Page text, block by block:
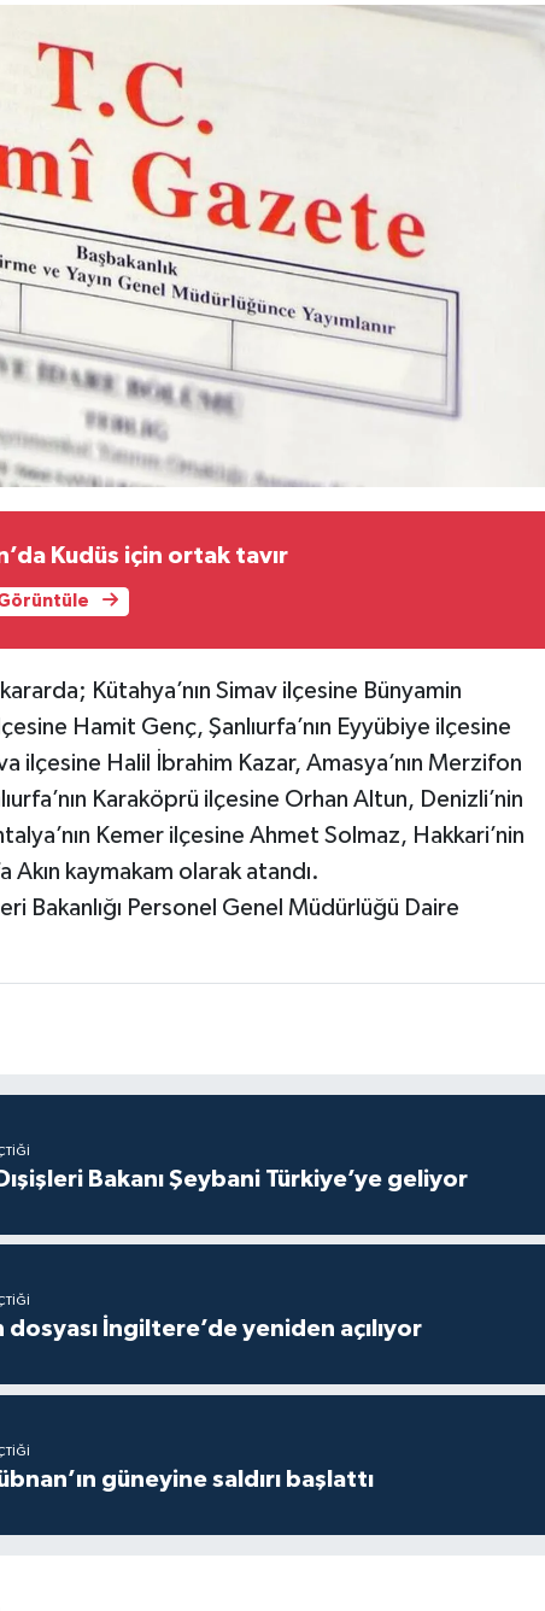
Kudüs için ortak tavır
Kütahya’nın Simav ilçesine Bünyamin
Hamit Genç, Şanlıurfa’nın Eyyübiye ilçesine
ilçesine Halil İbrahim Kazar, Amasya’nın Merzifon
Karaköprü ilçesine Orhan Altun, Denizli’nin
Kemer ilçesine Ahmet Solmaz, Hakkari’nin
kaymakam olarak atandı.
Bakanlığı Personel Genel Müdürlüğü Daire
Bakanı Şeybani Türkiye’ye geliyor
dosyası İngiltere’de yeniden açılıyor
güneyine saldırı başlattı